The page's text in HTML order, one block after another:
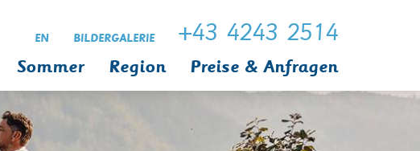
EN BILDERGALERIE +43 4243 2514
Sommer Region Preise & Anfragen